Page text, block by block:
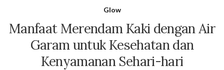
Glow
Manfaat Merendam Kaki dengan Air
Garam untuk Kesehatan dan
Kenyamanan Sehari-hari